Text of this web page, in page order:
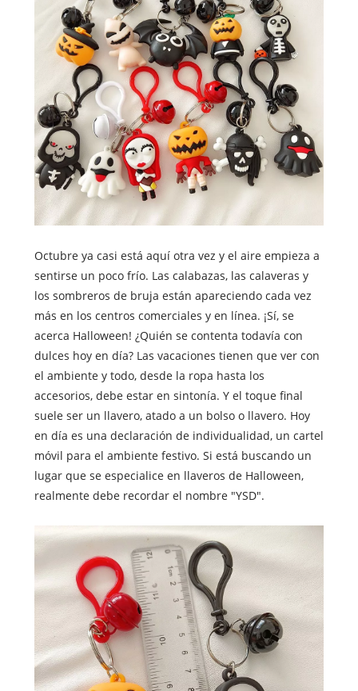
Octubre ya casi está aquí otra vez y el aire empieza a
sentirse un poco frío. Las calabazas, las calaveras y
los sombreros de bruja están apareciendo cada vez
más en los centros comerciales y en línea. ¡Sí, se
acerca Halloween! ¿Quién se contenta todavía con
dulces hoy en día? Las vacaciones tienen que ver con
el ambiente y todo, desde la ropa hasta los
accesorios, debe estar en sintonía. Y el toque final
suele ser un llavero, atado a un bolso o llavero. Hoy
en día es una declaración de individualidad, un cartel
móvil para el ambiente festivo. Si está buscando un
lugar que se especialice en llaveros de Halloween,
realmente debe recordar el nombre "YSD".